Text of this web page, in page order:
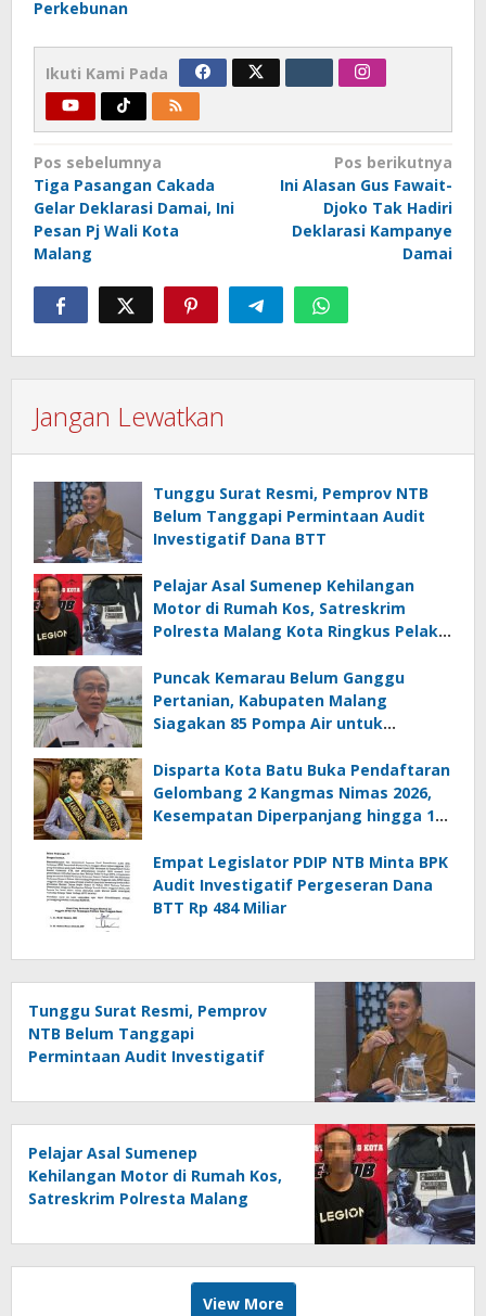
Perkebunan
Ikuti Kami Pada
Navigasi
pos
Pos sebelumnya
Tiga Pasangan Cakada
Gelar Deklarasi Damai, Ini
Pesan Pj Wali Kota
Malang
Pos berikutnya
Ini Alasan Gus Fawait-
Djoko Tak Hadiri
Deklarasi Kampanye
Damai
Jangan Lewatkan
Tunggu Surat Resmi, Pemprov NTB
Belum Tanggapi Permintaan Audit
Investigatif Dana BTT
Pelajar Asal Sumenep Kehilangan
Motor di Rumah Kos, Satreskrim
Polresta Malang Kota Ringkus Pelaku
Puncak Kemarau Belum Ganggu
Pertanian, Kabupaten Malang
Siagakan 85 Pompa Air untuk
Disparta Kota Batu Buka Pendaftaran
Gelombang 2 Kangmas Nimas 2026,
Kesempatan Diperpanjang hingga 15
Empat Legislator PDIP NTB Minta BPK
Audit Investigatif Pergeseran Dana
BTT Rp 484 Miliar
Tunggu Surat Resmi, Pemprov
NTB Belum Tanggapi
Permintaan Audit Investigatif
Pelajar Asal Sumenep
Kehilangan Motor di Rumah Kos,
Satreskrim Polresta Malang
View More